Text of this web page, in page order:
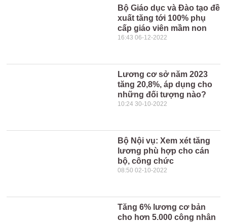
Bộ Giáo dục và Đào tạo đề
xuất tăng tới 100% phụ
cấp giáo viên mầm non
16:43 06-12-2022
Lương cơ sở năm 2023
tăng 20,8%, áp dụng cho
những đối tượng nào?
10:24 30-10-2022
Bộ Nội vụ: Xem xét tăng
lương phù hợp cho cán
bộ, công chức
08:50 02-10-2022
Tăng 6% lương cơ bản
cho hơn 5.000 công nhân